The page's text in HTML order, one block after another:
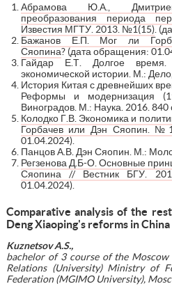
Абрамова Ю.А.,
преобразования периода
Известия МГТУ. 2013. №1(15).
Бажанов Е.П. Мог ли
Сяопина? (дата обращения:
Гайдар Е.Т. Долгое
экономической истории. М.:
История Китая с древнейших
Реформы и модернизация
Виноградов. М.: Наука. 2016. 840
Колодко Г.В. Экономика и
Горбачев или Дэн Сяопин.
01.04.2024).
Панцов А.В. Дэн Сяопин. М.:
Регзенова Д.Б-О. Основные
Сяопина // Вестник БГУ.
01.04.2024).
Comparative analysis of the
Deng Xiaoping's reforms in China
Kuznetsov A.S.,
bachelor of 3 course of the
Relations (University) Ministry of
Federation (MGIMO University),